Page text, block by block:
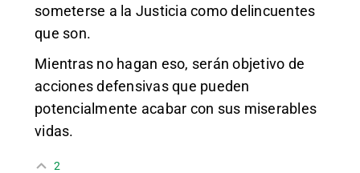
someterse a la Justicia como delincuentes
que son.
Mientras no hagan eso, serán objetivo de
acciones defensivas que pueden
potencialmente acabar con sus miserables
vidas.
2